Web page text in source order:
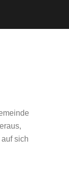
sich